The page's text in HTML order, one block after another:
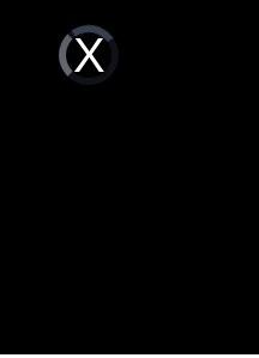
Video
Player
is
loading.